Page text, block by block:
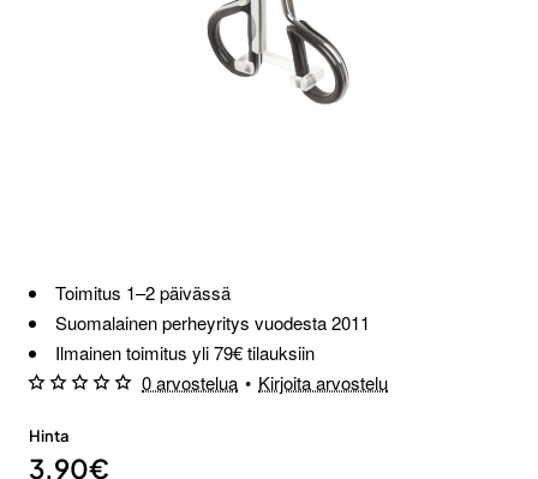
Toimitus 1–2 päivässä
Suomalainen perheyritys vuodesta 2011
Ilmainen toimitus yli 79€ tilauksiin
0 arvostelua • Kirjoita arvostelu
Hinta
3.90€